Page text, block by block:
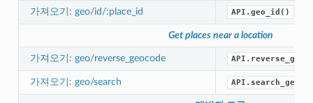
가져오기: geo/id/:place_id API.geo_id()
Get places near a location
가져오기: geo/reverse_geocode
가져오기: geo/search API.search_geo()